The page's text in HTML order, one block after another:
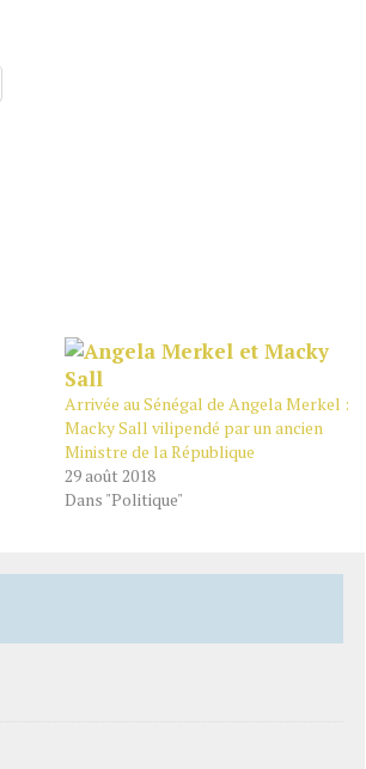
Arrivée au Sénégal de Angela Merkel :
Macky Sall vilipendé par un ancien
Ministre de la République
29 août 2018
Dans "Politique"